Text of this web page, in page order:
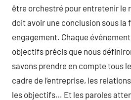
être orchestré pour entretenir le
doit avoir une conclusion sous la
engagement. Chaque
objectifs précis que nous
savons prendre en compte tous
cadre de l’entreprise, les
les objectifs… Et les paroles